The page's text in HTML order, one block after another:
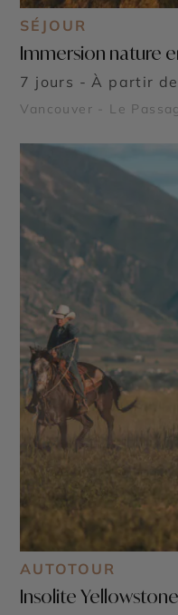
SÉJOUR
Immersion nature
7 jours - À partir de
Vancouver - Le
AUTOTOUR
Insolite